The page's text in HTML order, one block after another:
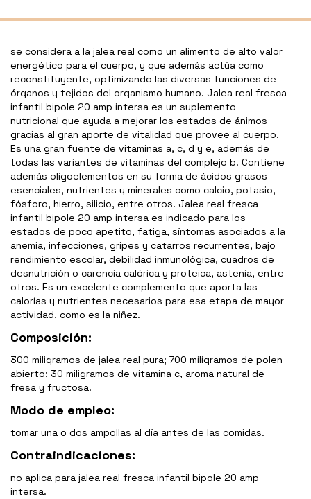
se considera a la jalea real como un alimento de alto valor
energético para el cuerpo, y que además actúa como
reconstituyente, optimizando las diversas funciones de
órganos y tejidos del organismo humano. Jalea real fresca
infantil bipole 20 amp intersa es un suplemento
nutricional que ayuda a mejorar los estados de ánimos
gracias al gran aporte de vitalidad que provee al cuerpo.
Es una gran fuente de vitaminas a, c, d y e, además de
todas las variantes de vitaminas del complejo b. Contiene
además oligoelementos en su forma de ácidos grasos
esenciales, nutrientes y minerales como calcio, potasio,
fósforo, hierro, silicio, entre otros. Jalea real fresca
infantil bipole 20 amp intersa es indicado para los
estados de poco apetito, fatiga, síntomas asociados a la
anemia, infecciones, gripes y catarros recurrentes, bajo
rendimiento escolar, debilidad inmunológica, cuadros de
desnutrición o carencia calórica y proteica, astenia, entre
otros. Es un excelente complemento que aporta las
calorías y nutrientes necesarios para esa etapa de mayor
actividad, como es la niñez.
Composición:
300 miligramos de jalea real pura; 700 miligramos de polen
abierto; 30 miligramos de vitamina c, aroma natural de
fresa y fructosa.
Modo de empleo:
tomar una o dos ampollas al día antes de las comidas.
Contraindicaciones:
no aplica para jalea real fresca infantil bipole 20 amp
intersa.